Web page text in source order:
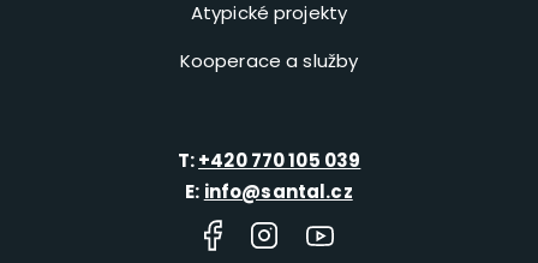
Atypické projekty
Kooperace a služby
T:+420 770 105 039
E: info@santal.cz